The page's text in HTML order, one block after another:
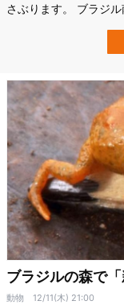
さぶります。 ブラジ
大洪水をどう乗り越
を確かめました。 希
ブラジルの森で
動物 12/11(木) 21:00